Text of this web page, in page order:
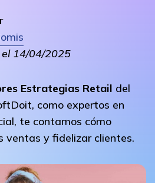
14/04/2025
Estrategias Retail del
como expertos en
te contamos cómo
ventas y fidelizar clientes.